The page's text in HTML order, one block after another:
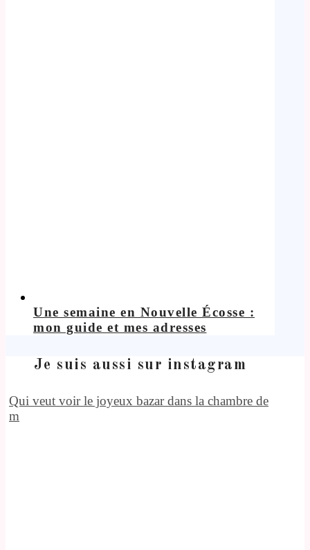
Une semaine en Nouvelle Écosse :
mon guide et mes adresses
Je suis aussi sur instagram
Qui veut voir le joyeux bazar dans la chambre de
m